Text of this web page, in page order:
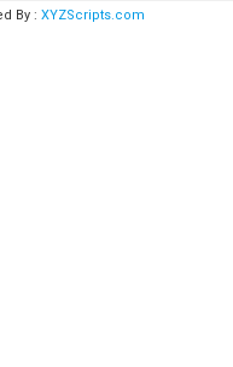
By : XYZScripts.com